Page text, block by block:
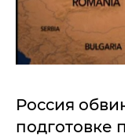
Россия
подготовке